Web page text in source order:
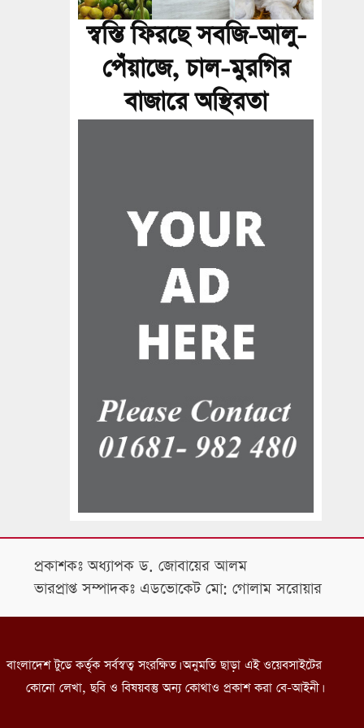
স্বস্তি ফিরছে সবজি-আলু-
পেঁয়াজে, চাল-মুরগির
বাজারে অস্থিরতা
প্রকাশকঃ অধ্যাপক ড. জোবায়ের আলম
ভারপ্রাপ্ত সম্পাদকঃ এডভোকেট মো: গোলাম সরোয়ার
বাংলাদেশ টুডে কর্তৃক সর্বস্বত্ব সংরক্ষিত। অনুমতি ছাড়া এই ওয়েবসাইটের
কোনো লেখা, ছবি ও বিষয়বস্তু অন্য কোথাও প্রকাশ করা বে-আইনী।